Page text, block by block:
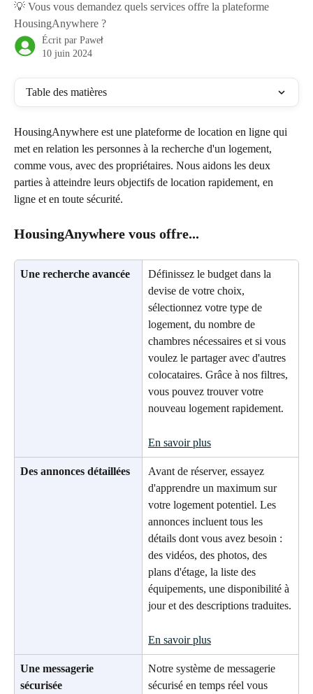
💡 Vous vous demandez quels services offre la plateforme
HousingAnywhere ?
Écrit par Paweł
10 juin 2024
Table des matières
HousingAnywhere est une plateforme de location en ligne qui
met en relation les personnes à la recherche d'un logement,
comme vous, avec des propriétaires. Nous aidons les deux
parties à atteindre leurs objectifs de location rapidement, en
ligne et en toute sécurité.
HousingAnywhere vous offre...
Une recherche avancée
Définissez le budget dans la
devise de votre choix,
sélectionnez votre type de
logement, du nombre de
chambres nécessaires et si vous
voulez le partager avec d'autres
colocataires. Grâce à nos filtres,
vous pouvez trouver votre
nouveau logement rapidement.
En savoir plus
Des annonces détaillées
Avant de réserver, essayez
d'apprendre un maximum sur
votre logement potentiel. Les
annonces incluent tous les
détails dont vous avez besoin :
des vidéos, des photos, des
plans d'étage, la liste des
équipements, une disponibilité à
jour et des descriptions traduites.
En savoir plus
Une messagerie
sécurisée
Notre système de messagerie
sécurisé en temps réel vous